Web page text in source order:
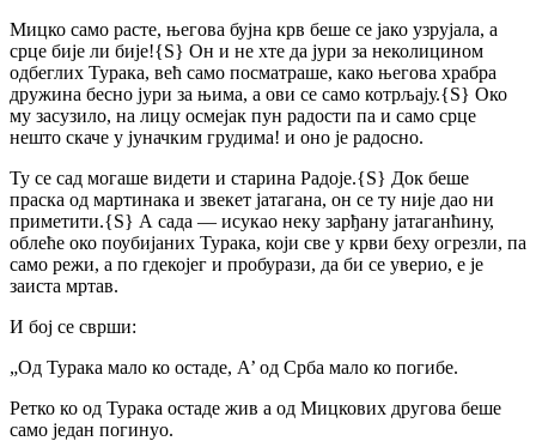
Мицко само расте, његова бујна крв беше се јако узрујала, а
срце бије ли бије!{S} Он и не хте да јури за неколицином
одбеглих Турака, већ само посматраше, како његова храбра
дружина бесно јури за њима, а ови се само котрљају.{S} Око
му засузило, на лицу осмејак пун радости па и само срце
нешто скаче у јуначким грудима! и оно је радосно.
Ту се сад могаше видети и старина Радоје.{S} Док беше
праска од мартинака и звекет јатагана, он се ту није дао ни
приметити.{S} А сада — исукао неку зарђану јатаганћину,
облеће око поубијаних Турака, који све у крви беху огрезли, па
само режи, а по гдекојег и пробурази, да би се уверио, е је
заиста мртав.
И бој се сврши:
„Од Турака мало ко остаде, А’ од Срба мало ко погибе.
Ретко ко од Турака остаде жив а од Мицкових другова беше
само један погинуо.